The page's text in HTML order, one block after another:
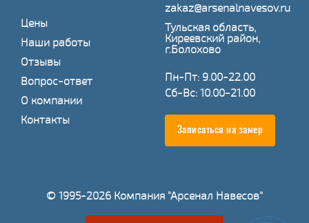
Цены
Наши работы
Отзывы
Вопрос-ответ
О компании
Контакты
zakaz@arsenalnavesov.ru
Тульская область,
Киреевский район,
г.Болохово
Пн-Пт: 9.00-22.00
Сб-Вс: 10.00-21.00
Записаться на замер
© 1995-2026 Компания "Арсенал Навесов"